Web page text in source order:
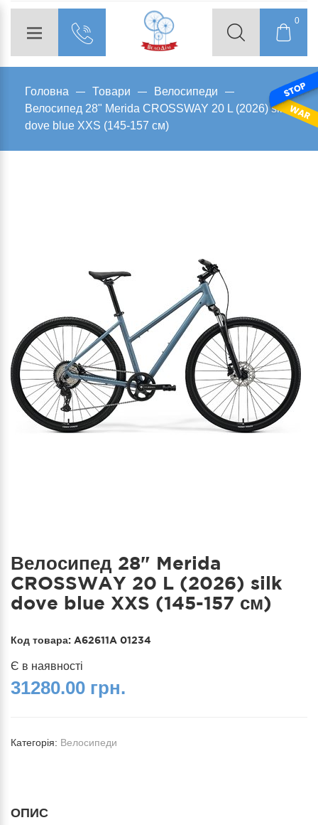
0
Головна Товари
Велосипеди
Велосипед 28" Merida CROSSWAY 20 L (2026) silk
dove blue XXS (145-157 см)
Велосипед 28" Merida
CROSSWAY 20 L (2026) silk
dove blue XXS (145-157 см)
Код товара: A62611A 01234
Є в наявності
31280.00 грн.
Категорія: Велосипеди
ОПИС